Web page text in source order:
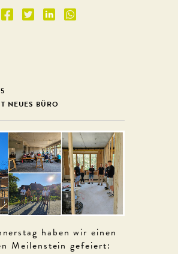
NEUES BÜRO
haben wir einen
Meilenstein gefeiert: